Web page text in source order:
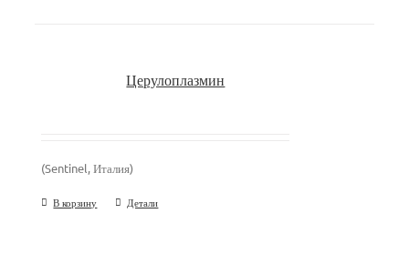
Церулоплазмин
(Sentinel, Италия)
В корзину Детали